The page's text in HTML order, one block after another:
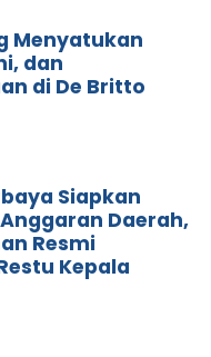
Menyatukan
dan
di De Britto
Siapkan
Daerah,
Resmi
Kepala